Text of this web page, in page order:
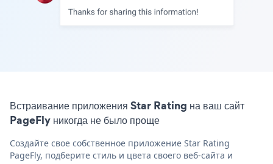
Встраивание приложения Star Rating на ваш сайт
PageFly никогда не было проще
Создайте свое собственное приложение Star Rating
PageFly, подберите стиль и цвета своего веб-сайта и